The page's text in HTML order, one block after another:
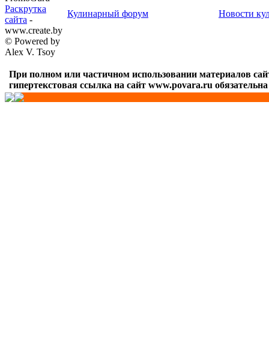
Раскрутка
сайта -
www.create.by
© Powered by
Alex V. Tsoy
Кулинарный форум Новости
При полном или частичном использовании материалов
гипертекстовая ссылка на сайт www.povara.ru обязательна